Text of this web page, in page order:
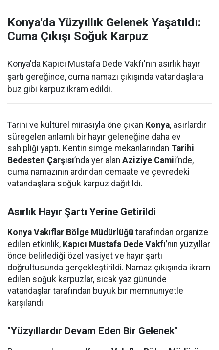
Konya'da Yüzyıllık Gelenek Yaşatıldı:
Cuma Çıkışı Soğuk Karpuz
Konya'da Kapıcı Mustafa Dede Vakfı'nın asırlık hayır
şartı gereğince, cuma namazı çıkışında vatandaşlara
buz gibi karpuz ikram edildi.
Tarihi ve kültürel mirasıyla öne çıkan Konya, asırlardır
süregelen anlamlı bir hayır geleneğine daha ev
sahipliği yaptı. Kentin simge mekanlarından Tarihi
Bedesten Çarşısı’nda yer alan Aziziye Camii’nde,
cuma namazının ardından cemaate ve çevredeki
vatandaşlara soğuk karpuz dağıtıldı.
Asırlık Hayır Şartı Yerine Getirildi
Konya Vakıflar Bölge Müdürlüğü tarafından organize
edilen etkinlik, Kapıcı Mustafa Dede Vakfı’nın yüzyıllar
önce belirlediği özel vasiyet ve hayır şartı
doğrultusunda gerçekleştirildi. Namaz çıkışında ikram
edilen soğuk karpuzlar, sıcak yaz gününde
vatandaşlar tarafından büyük bir memnuniyetle
karşılandı.
"Yüzyıllardır Devam Eden Bir Gelenek"